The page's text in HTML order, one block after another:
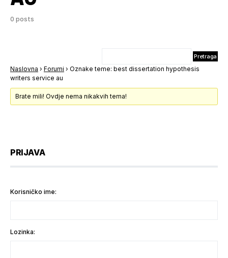
0 posts
Naslovna › Forumi › Oznake teme: best dissertation hypothesis
writers service au
Brate mili! Ovdje nema nikakvih tema!
PRIJAVA
Korisničko ime:
Lozinka: